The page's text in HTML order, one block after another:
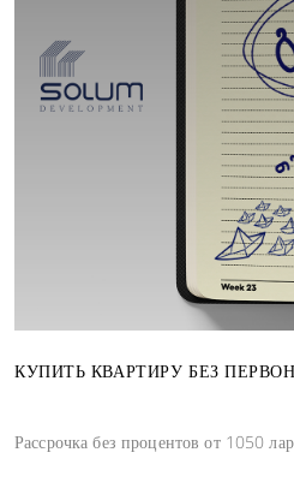
КУПИТЬ КВАРТИРУ БЕЗ
Рассрочка без процентов от 1050